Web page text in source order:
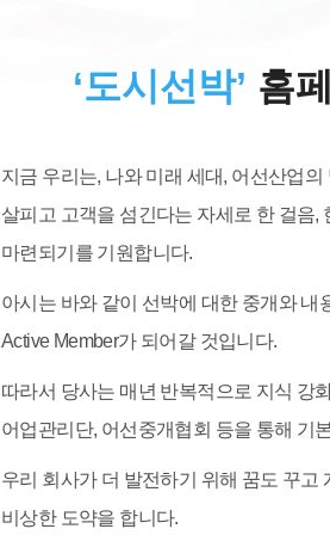
‘도시선박’ 홈
지금 우리는, 나와 미래 세대, 어선산업
살피고 고객을 섬긴다는 자세로 한 걸음,
마련되기를 기원합니다.
아시는 바와 같이 선박에 대한 중개와
Active Member가 되어갈 것입니다.
따라서 당사는 매년 반복적으로 지식 강
어업관리단, 어선중개협회 등을 통해 기
우리 회사가 더 발전하기 위해 꿈도 꾸고
비상한 도약을 합니다.